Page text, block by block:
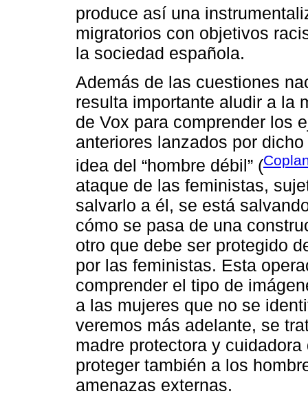
produce así una
migratorios con objetivos
la sociedad española.
Además de las cuestiones
resulta importante aludir a la
de Vox para comprender los
anteriores lanzados por
idea del “hombre débil” (
ataque de las feministas,
salvarlo a él, se está
cómo se pasa de una
otro que debe ser protegido
por las feministas. Esta
comprender el tipo de
a las mujeres que no se
veremos más adelante, se
madre protectora y
proteger también a los
amenazas externas.